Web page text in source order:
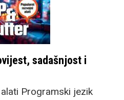
sadašnjost i
Programski jezik